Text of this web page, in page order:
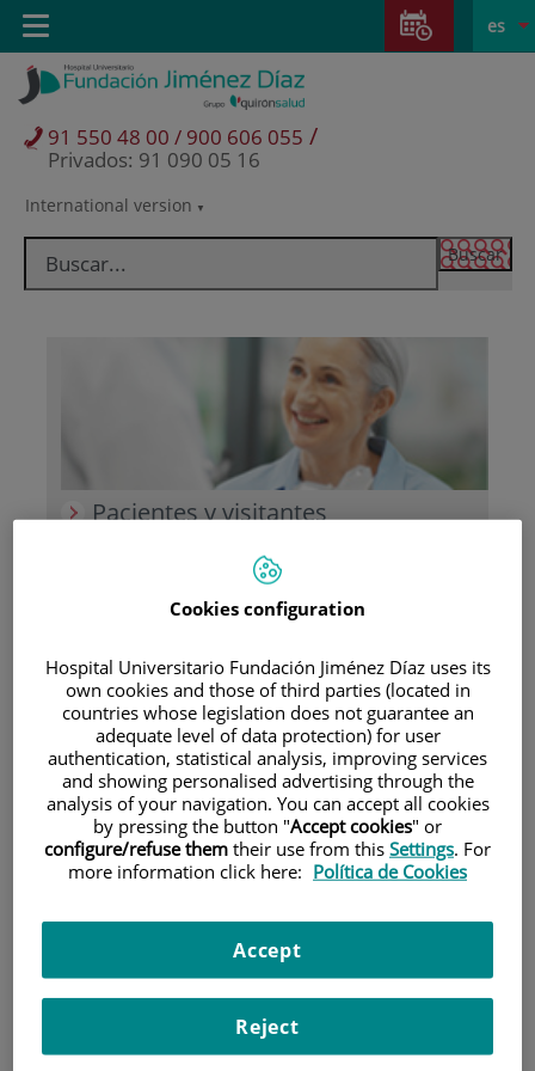
Saltar al contenido
Saltar
contenido
Selector
idioma
activo
es
International version
91 550 48 00 / 900 606 055 /
Privados: 91 090 05 16
Toggle
navigation
Pacientes y visitantes
Investigación
Teléfono de atención al usuario
Cookies configuration
Hospital Universitario Fundación Jiménez Díaz uses its
own cookies and those of third parties (located in
countries whose legislation does not guarantee an
adequate level of data protection) for user
authentication, statistical analysis, improving services
and showing personalised advertising through the
analysis of your navigation. You can accept all cookies
by pressing the button "Accept cookies" or
configure/refuse them their use from this Settings. For
more information click here: Política de Cookies
Reject
Accept